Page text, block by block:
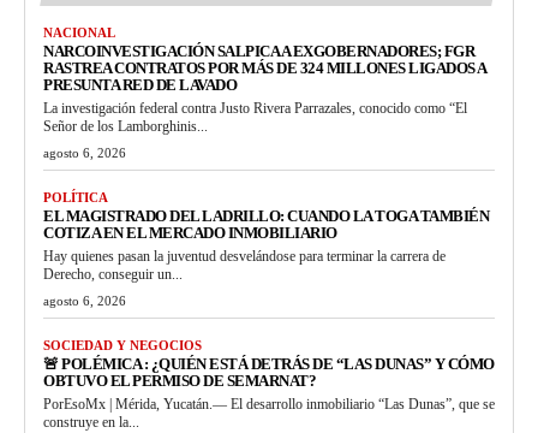
NACIONAL
NARCOINVESTIGACIÓN SALPICA A EXGOBERNADORES; FGR
RASTREA CONTRATOS POR MÁS DE 324 MILLONES LIGADOS A
PRESUNTA RED DE LAVADO
La investigación federal contra Justo Rivera Parrazales, conocido como “El
Señor de los Lamborghinis...
agosto 6, 2026
POLÍTICA
EL MAGISTRADO DEL LADRILLO: CUANDO LA TOGA TAMBIÉN
COTIZA EN EL MERCADO INMOBILIARIO
Hay quienes pasan la juventud desvelándose para terminar la carrera de
Derecho, conseguir un...
agosto 6, 2026
SOCIEDAD Y NEGOCIOS
🚨 POLÉMICA : ¿QUIÉN ESTÁ DETRÁS DE “LAS DUNAS” Y CÓMO
OBTUVO EL PERMISO DE SEMARNAT?
PorEsoMx | Mérida, Yucatán.— El desarrollo inmobiliario “Las Dunas”, que se
construye en la...